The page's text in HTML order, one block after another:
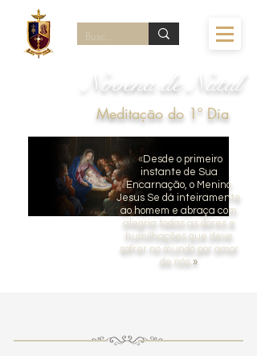
Novena de Natal
Meditação do 1º Dia
«Desde o primeiro
instante de Sua
Encarnação, o Menino
Jesus Se dá inteiramente
ao homem e abraça com
alegria todas as dores e
humilhações que deve
sofrer no mundo por amor
de nós.»